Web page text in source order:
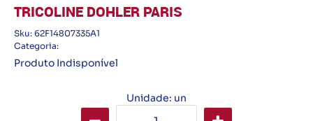
TRICOLINE DOHLER PARIS
Sku: 62F14807335A1
Categoria:
Produto Indisponível
Unidade: un